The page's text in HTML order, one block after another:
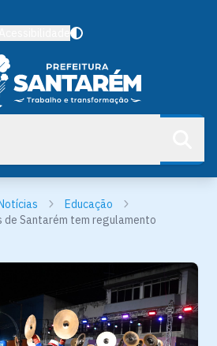
Notícias
Educação
Santarém tem regulamento